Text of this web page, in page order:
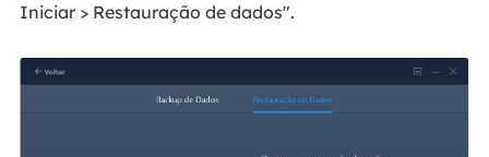
Iniciar > Restauração de dados".